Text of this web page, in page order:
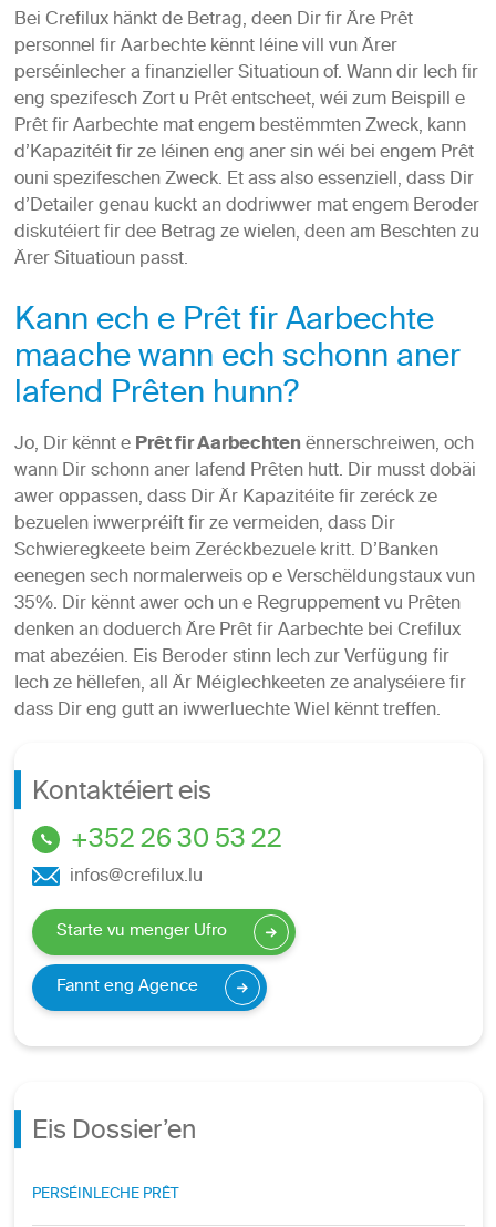
Bei Crefilux hänkt de Betrag, deen Dir fir Äre Prêt
personnel fir Aarbechte kënnt léine vill vun Ärer
perséinlecher a finanzieller Situatioun of. Wann dir Iech fir
eng spezifesch Zort u Prêt entscheet, wéi zum Beispill e
Prêt fir Aarbechte mat engem bestëmmten Zweck, kann
d’Kapazitéit fir ze léinen eng aner sin wéi bei engem Prêt
ouni spezifeschen Zweck. Et ass also essenziell, dass Dir
d’Detailer genau kuckt an dodriwwer mat engem Beroder
diskutéiert fir dee Betrag ze wielen, deen am Beschten zu
Ärer Situatioun passt.
Kann ech e Prêt fir Aarbechte
maache wann ech schonn aner
lafend Prêten hunn?
Jo, Dir kënnt ePrêt fir Aarbechtenënnerschreiwen, och
wann Dir schonn aner lafend Prêten hutt. Dir musst dobäi
awer oppassen, dass Dir Är Kapazitéite fir zeréck ze
bezuelen iwwerpréift fir ze vermeiden, dass Dir
Schwieregkeete beim Zeréckbezuele kritt. D’Banken
eenegen sech normalerweis op e Verschëldungstaux vun
35%. Dir kënnt awer och un e Regruppement vu Prêten
denken an doduerch Äre Prêt fir Aarbechte bei Crefilux
mat abezéien. Eis Beroder stinn Iech zur Verfügung fir
Iech ze hëllefen, all Är Méiglechkeeten ze analyséiere fir
dass Dir eng gutt an iwwerluechte Wiel kënnt treffen.
Kontaktéiert eis
+352 26 30 53 22
infos@crefilux.lu
Starte vu menger Ufro
Fannt eng Agence
Eis Dossier’en
PERSÉINLECHE PRÊT